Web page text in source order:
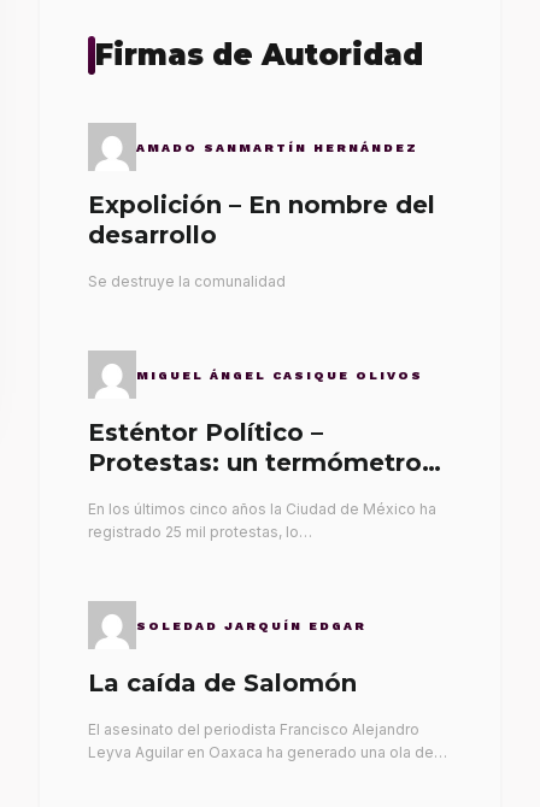
Firmas de Autoridad
AMADO SANMARTÍN HERNÁNDEZ
Expolición – En nombre del
desarrollo
Se destruye la comunalidad
MIGUEL ÁNGEL CASIQUE OLIVOS
Esténtor Político –
Protestas: un termómetro
En los últimos cinco años la Ciudad de México ha
registrado 25 mil protestas, lo…
SOLEDAD JARQUÍN EDGAR
La caída de Salomón
El asesinato del periodista Francisco Alejandro
Leyva Aguilar en Oaxaca ha generado una ola de…